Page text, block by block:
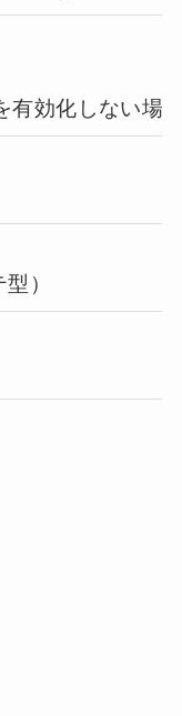
有効化しない場
）